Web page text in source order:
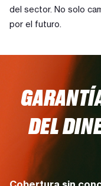
del sector. No solo
por el futuro.
DEL